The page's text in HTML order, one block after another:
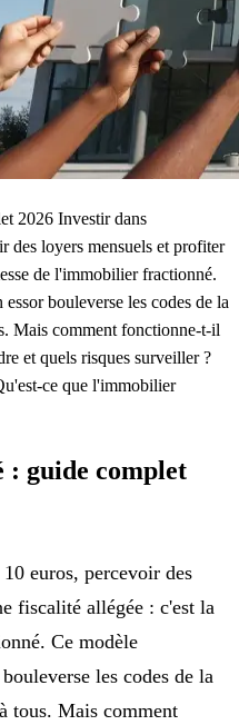
2026 Investir dans
des loyers mensuels et profiter
de l'immobilier fractionné.
bouleverse les codes de la
Mais comment fonctionne-t-il
et quels risques surveiller ?
ce que l'immobilier
guide complet
euros, percevoir des
fiscalité allégée : c'est la
Ce modèle
les codes de la
tous. Mais comment